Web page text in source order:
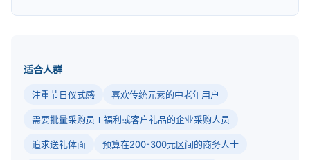
适合人群
注重节日仪式感 喜欢传统元素的中老年用户
需要批量采购员工福利或客户礼品的企业采购人员
追求送礼体面 预算在200-300元区间的商务人士